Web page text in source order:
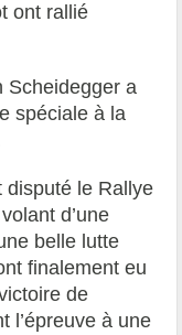
ont rallié
Scheidegger a
spéciale à la
disputé le Rallye
d’une
belle lutte
finalement eu
de
l’épreuve à une